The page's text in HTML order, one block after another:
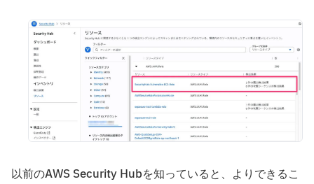
以前のAWS Security Hubを知っていると、よりできるこ